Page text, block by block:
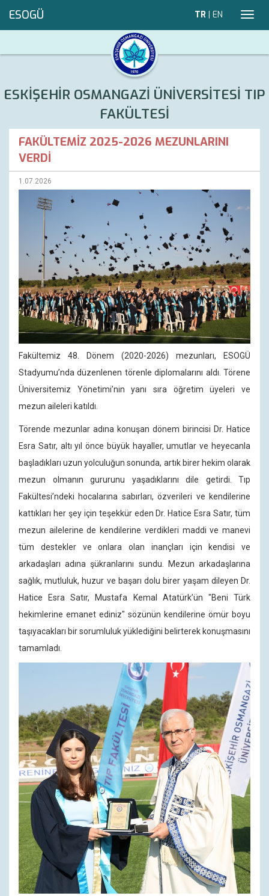
ESOGÜ TR | EN
ESKİŞEHİR OSMANGAZİ ÜNİVERSİTESİ TIP
FAKÜLTESİ
FAKÜLTEMİZ 2025-2026 MEZUNLARINI
VERDİ
1.07.2026
Fakültemiz 48. Dönem (2020-2026) mezunları, ESOGÜ
Stadyumu’nda düzenlenen törenle diplomalarını aldı. Törene
Üniversitemiz Yönetimi’nin yanı sıra öğretim üyeleri ve
mezun aileleri katıldı.
Törende mezunlar adına konuşan dönem birincisi Dr. Hatice
Esra Satır, altı yıl önce büyük hayaller, umutlar ve heyecanla
başladıkları uzun yolculuğun sonunda, artık birer hekim olarak
mezun olmanın gururunu yaşadıklarını dile getirdi. Tıp
Fakültesi’ndeki hocalarına sabırları, özverileri ve kendilerine
kattıkları her şey için teşekkür eden Dr. Hatice Esra Satır, tüm
mezun ailelerine de kendilerine verdikleri maddi ve manevi
tüm destekler ve onlara olan inançları için kendisi ve
arkadaşları adına şükranlarını sundu. Mezun arkadaşlarına
sağlık, mutluluk, huzur ve başarı dolu birer yaşam dileyen Dr.
Hatice Esra Satır, Mustafa Kemal Atatürk’ün "Beni Türk
hekimlerine emanet ediniz" sözünün kendilerine ömür boyu
taşıyacakları bir sorumluluk yüklediğini belirterek konuşmasını
tamamladı.